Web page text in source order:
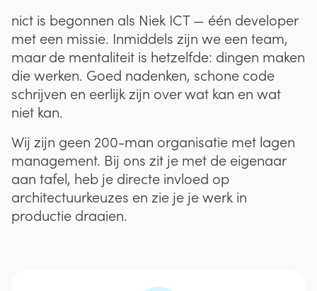
nict is begonnen als Niek ICT — één developer
met een missie. Inmiddels zijn we een team,
maar de mentaliteit is hetzelfde: dingen maken
die werken. Goed nadenken, schone code
schrijven en eerlijk zijn over wat kan en wat
niet kan.
Wij zijn geen 200-man organisatie met lagen
management. Bij ons zit je met de eigenaar
aan tafel, heb je directe invloed op
architectuurkeuzes en zie je je werk in
productie draaien.